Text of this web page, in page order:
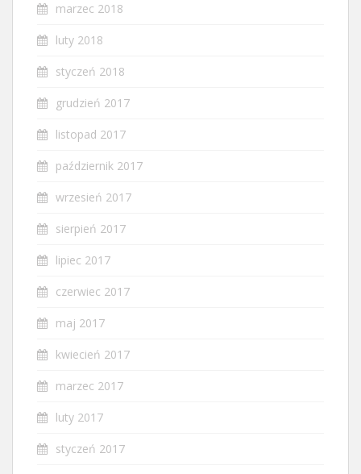
marzec 2018
luty 2018
styczeń 2018
grudzień 2017
listopad 2017
październik 2017
wrzesień 2017
sierpień 2017
lipiec 2017
czerwiec 2017
maj 2017
kwiecień 2017
marzec 2017
luty 2017
styczeń 2017